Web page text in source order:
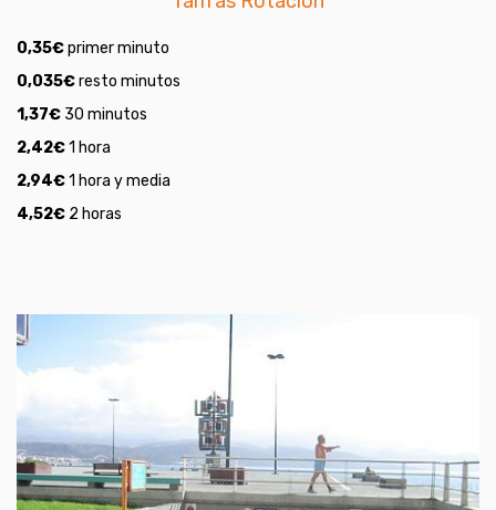
0,35€primer minuto
0,035€resto minutos
1,37€ 30 minutos
2,42€1 hora
2,94€1 hora y media
4,52€ 2 horas